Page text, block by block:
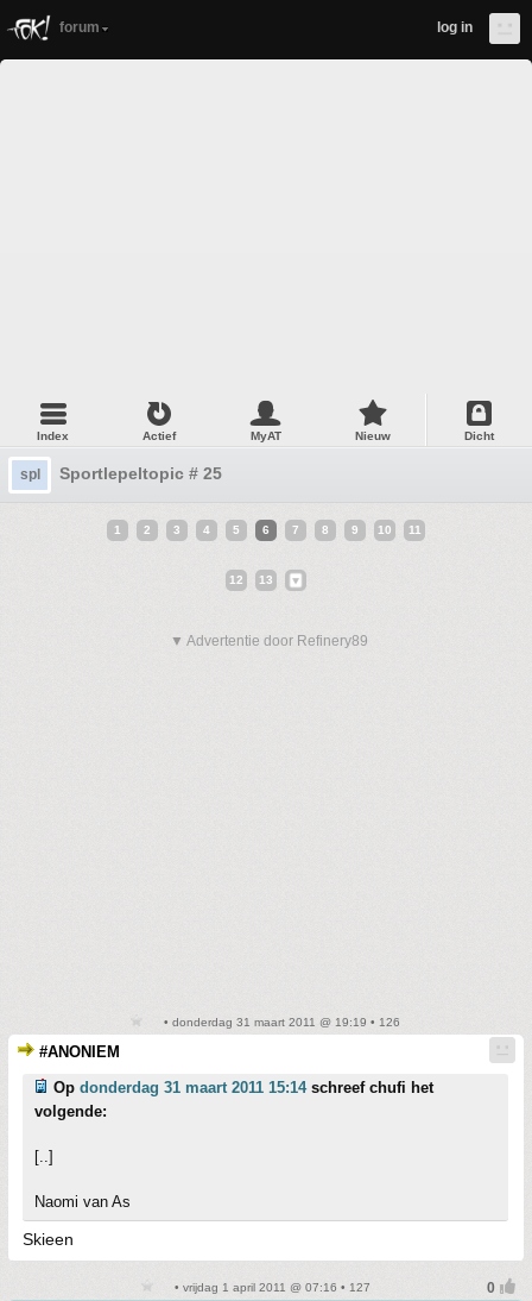
forum log in
Index Actief MyAT Nieuw Dicht
spl Sportlepeltopic # 25
1 2 3 4 5 6 7 8 9 10 11
12 13
▼ Advertentie door Refinery89
• donderdag 31 maart 2011 @ 19:19 • 126
#ANONIEM
Op donderdag 31 maart 2011 15:14schreef chufi het
volgende:
[..]
Naomi van As
Skieen
• vrijdag 1 april 2011 @ 07:16 • 127